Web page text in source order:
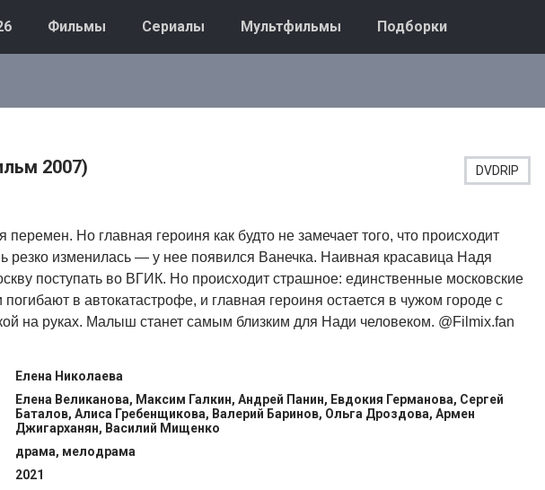
Фильмы Сериалы Мультфильмы Подборки
2007) DVDRIP
перемен. Но главная героиня как будто не замечает того, что происходит
резко изменилась — у нее появился Ванечка. Наивная красавица Надя
поступать во ВГИК. Но происходит страшное: единственные московские
в автокатастрофе, и главная героиня остается в чужом городе с
на руках. Малыш станет самым близким для Нади человеком. @Filmix.fan
Елена Николаева
Елена Великанова, Максим Галкин, Андрей Панин, Евдокия Германова, Сергей
Баталов, Алиса Гребенщикова, Валерий Баринов, Ольга Дроздова, Армен
Джигарханян, Василий Мищенко
драма, мелодрама
2021